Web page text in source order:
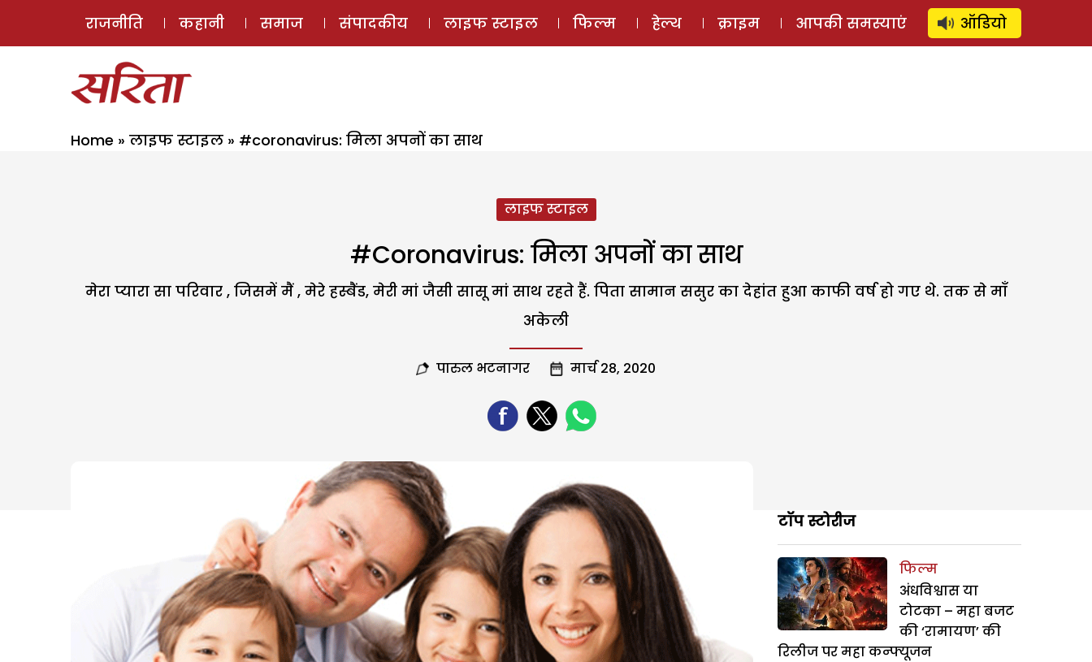
ई-मैगज़ीन ऑडियो स्टोरी लॉग इन ⚲ SUBSCRIBE
राजनीति कहानी समाज संपादकीय लाइफ स्टाइल फिल्म हेल्थ क्राइम आपकी समस्याएं ऑडियो
Home » लाइफ स्टाइल » #coronavirus: मिला अपनों का साथ
लाइफ स्टाइल
#coronavirus: मिला अपनों का साथ
मेरा प्यारा सा परिवार , जिसमें मैं , मेरे हस्बैंड, मेरी मां जैसी सासू मां साथ रहते हैं. पिता सामान ससुर का देहांत हुआ काफी वर्ष हो गए थे. तक से माँ
अकेली
पारुल भटनागर मार्च 28, 2020
टॉप स्टोरीज
फिल्म
अंधविश्वास या
टोटका – महा बजट
की ‘रामायण’ की
रिलीज पर महा कन्फ्यूजन